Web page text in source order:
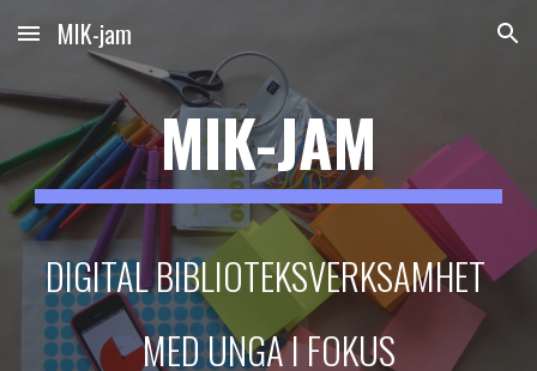
Skip to main content Skip to navigation
MIK-jam
MIK-JAM
DIGITAL BIBLIOTEKSVERKSAMHET
MED UNGA I FOKUS